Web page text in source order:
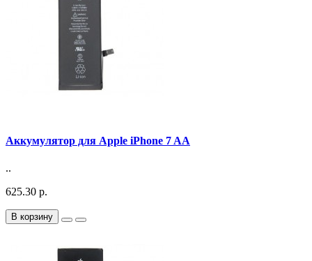
Аккумулятор для Apple iPhone 7 AA
..
625.30 р.
В корзину